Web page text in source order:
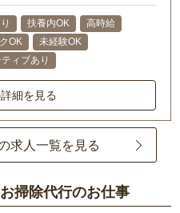
扶養内OK
高時給
OK
未経験OK
ィブあり
細を見る
求人一覧を見る
掃除代行のお仕事